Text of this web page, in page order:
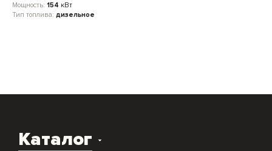
Мощность: 154 кВт
Тип топлива: дизельное
Каталог